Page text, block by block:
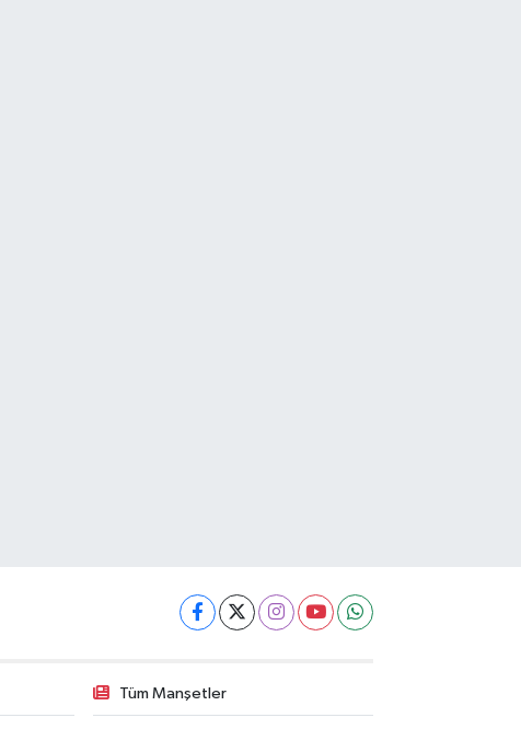
Tüm Manşetler